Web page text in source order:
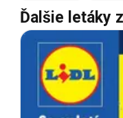
Ďalšie letáky